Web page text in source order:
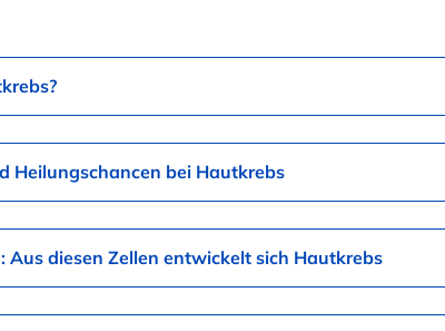
Heilungschancen bei Hautkrebs
Aus diesen Zellen entwickelt sich Hautkrebs